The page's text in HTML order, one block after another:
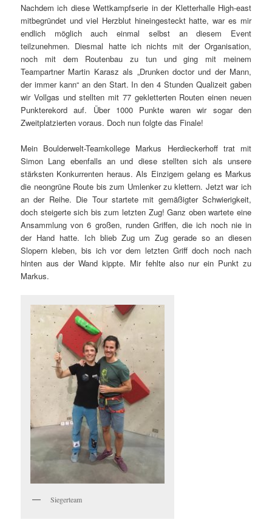
Nachdem ich diese Wettkampfserie in der Kletterhalle High-east
mitbegründet und viel Herzblut hineingesteckt hatte, war es mir
endlich möglich auch einmal selbst an diesem Event
teilzunehmen. Diesmal hatte ich nichts mit der Organisation,
noch mit dem Routenbau zu tun und ging mit meinem
Teampartner Martin Karasz als „Drunken doctor und der Mann,
der immer kann“ an den Start. In den 4 Stunden Qualizeit gaben
wir Vollgas und stellten mit 77 gekletterten Routen einen neuen
Punkterekord auf. Über 1000 Punkte waren wir sogar den
Zweitplatzierten voraus. Doch nun folgte das Finale!
Mein Boulderwelt-Teamkollege Markus Herdieckerhoff trat mit
Simon Lang ebenfalls an und diese stellten sich als unsere
stärksten Konkurrenten heraus. Als Einzigem gelang es Markus
die neongrüne Route bis zum Umlenker zu klettern. Jetzt war ich
an der Reihe. Die Tour startete mit gemäßigter Schwierigkeit,
doch steigerte sich bis zum letzten Zug! Ganz oben wartete eine
Ansammlung von 6 großen, runden Griffen, die ich noch nie in
der Hand hatte. Ich blieb Zug um Zug gerade so an diesen
Slopern kleben, bis ich vor dem letzten Griff doch noch nach
hinten aus der Wand kippte. Mir fehlte also nur ein Punkt zu
Markus.
Siegerteam